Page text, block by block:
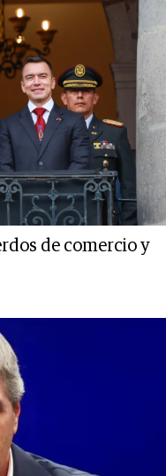
de comercio y